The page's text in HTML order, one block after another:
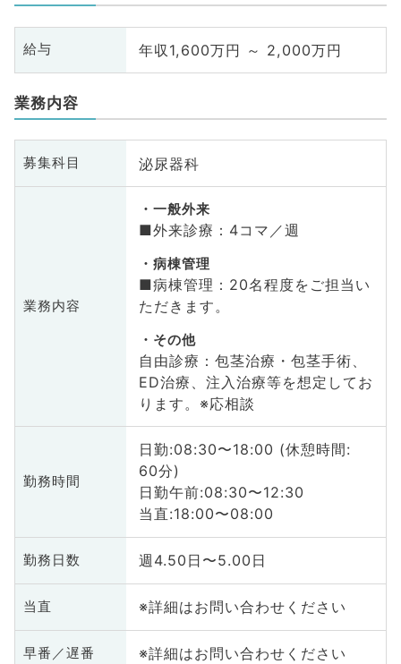
給与 年収1,600万円 ～ 2,000万円
業務内容
募集科目 泌尿器科
業務内容
一般外来
■外来診療：4コマ／週
病棟管理
■病棟管理：20名程度をご担当い
ただきます。
その他
自由診療：包茎治療・包茎手術、
ED治療、注入治療等を想定してお
ります。※応相談
勤務時間
日勤:08:30〜18:00 (休憩時間:
60分)
日勤午前:08:30〜12:30
当直:18:00〜08:00
勤務日数 週4.50日〜5.00日
当直 ※詳細はお問い合わせください
早番／遅番 ※詳細はお問い合わせください